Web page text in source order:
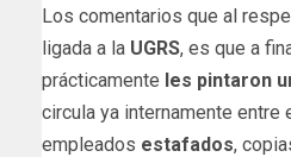
Los comentarios que al
ligada a la UGRS, es que a
prácticamente les pintaron
circula ya internamente entre
empleados estafados,